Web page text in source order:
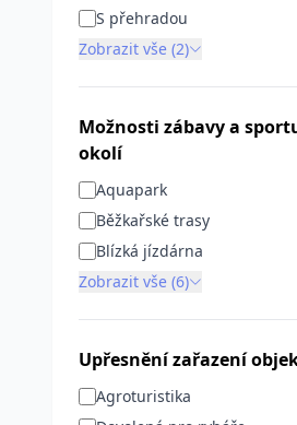
S přehradou
Zobrazit vše (2)
Možnosti zábavy a
okolí
Aquapark
Běžkařské trasy
Blízká jízdárna
Zobrazit vše (6)
Upřesnění zařazení
Agroturistika